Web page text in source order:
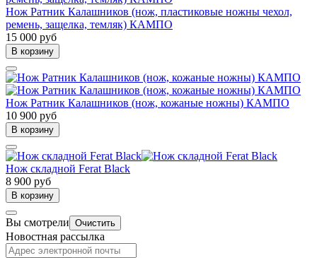
Нож Ратник Калашников (нож, пластиковые ножны чехол,
ремень, защелка, темляк) КАМПО
15 000 руб
В корзину
Нож Ратник Калашников (нож, кожаные ножны) КАМПО
10 900 руб
В корзину
Нож складной Ferat Black
8 900 руб
В корзину
Вы смотрели Очистить
Новостная рассылка